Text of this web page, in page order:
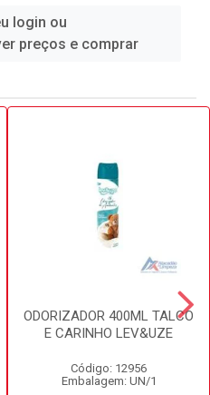
login ou
preços e comprar
ODORIZADOR 400ML TALCO
E CARINHO LEV&UZE
Código: 12956
Embalagem: UN/1